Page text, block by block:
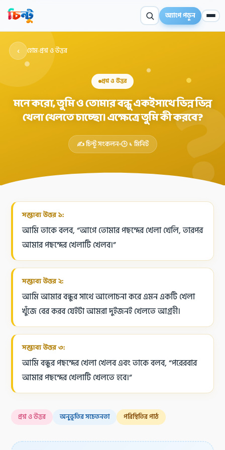
অ্যাপে পড়ুন
✦
‹ হোম›প্রশ্ন ও উত্তর
প্রশ্ন ও উত্তর
মনে করো, তুমি ও তোমার বন্ধু একইসাথে ভিন্ন ভিন্ন
খেলা খেলতে চাচ্ছো। এক্ষেত্রে তুমি কী করবে?
✍️ চিন্টু সংকলন 🕒 ১ মিনিট
সম্ভাব্য উত্তর ১:
আমি তাকে বলব, “আগে তোমার পছন্দের খেলা খেলি, তারপর
আমার পছন্দের খেলাটি খেলব।”
সম্ভাব্য উত্তর ২:
আমি আমার বন্ধুর সাথে আলোচনা করে এমন একটি খেলা
খুঁজে বের করব যেইটা আমরা দুইজনই খেলতে আগ্রহী।
সম্ভাব্য উত্তর ৩:
আমি বন্ধুর পছন্দের খেলা খেলব এবং তাকে বলব, “পরেরবার
আমার পছন্দের খেলাটি খেলতে হবে।”
প্রশ্ন ও উত্তর অনুভূতির সচেতনতা পরিস্থিতির পাঠ